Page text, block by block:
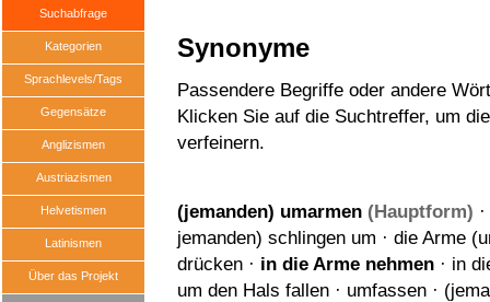
Suchabfrage
Kategorien
Sprachlevels/Tags
Gegensätze
Anglizismen
Austriazismen
Helvetismen
Latinismen
Über das Projekt
Synonyme
Passendere Begriffe oder andere
Klicken Sie auf die Suchtreffer, um
verfeinern.
(jemanden) umarmen (Hauptform) ·
jemanden) schlingen um · die Arme
drücken · in die Arme nehmen · in
um den Hals fallen · umfassen ·